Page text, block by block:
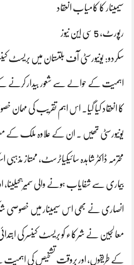
سیمینار کا کامیاب انعقاد
رپورٹ، 5 سی این نیوز
سکردو: یونیورسٹی آف بلتستان میں بریسٹ
اہمیت کے حوالے سے شعور بیدار کرنے
کا انعقاد کیا گیا۔ اس اہم تقریب کی مہمان
یونیورسٹی تھیں ۔ ان کے علاوہ ملک کے
محترمہ ڈاکٹر شاہدہ سائیکیاٹرسٹ، ممتاز مذہبی
بیماری سے شفایاب ہونے والی سمیرہحیلینا،
انصاری نے بھی اس سیمینار میں خصوصی
معالجین نے شرکاء کو بریسٹ کینسر کی
کے طریقوں، اور بروقت تشخیص کی اہمیت